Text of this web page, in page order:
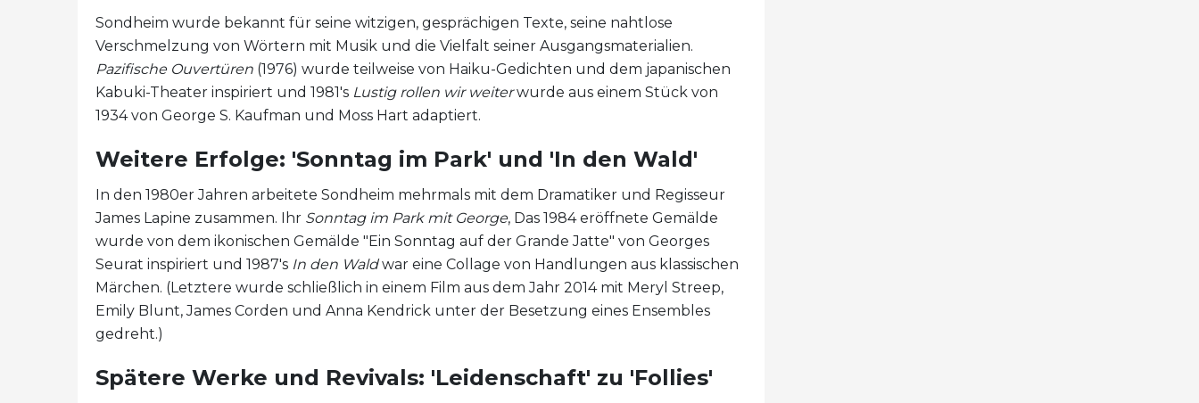
Sondheim wurde bekannt für seine witzigen, gesprächigen Texte, seine nahtlose
Verschmelzung von Wörtern mit Musik und die Vielfalt seiner Ausgangsmaterialien.
Pazifische Ouvertüren (1976) wurde teilweise von Haiku-Gedichten und dem japanischen
Kabuki-Theater inspiriert und 1981's Lustig rollen wir weiterwurde aus einem Stück von
1934 von George S. Kaufman und Moss Hart adaptiert.
Weitere Erfolge: 'Sonntag im Park' und 'In den Wald'
In den 1980er Jahren arbeitete Sondheim mehrmals mit dem Dramatiker und Regisseur
James Lapine zusammen. Ihr Sonntag im Park mit George, Das 1984 eröffnete Gemälde
wurde von dem ikonischen Gemälde "Ein Sonntag auf der Grande Jatte" von Georges
Seurat inspiriert und 1987's In den Waldwar eine Collage von Handlungen aus klassischen
Märchen. (Letztere wurde schließlich in einem Film aus dem Jahr 2014 mit Meryl Streep,
Emily Blunt, James Corden und Anna Kendrick unter der Besetzung eines Ensembles
gedreht.)
Spätere Werke und Revivals: 'Leidenschaft' zu 'Follies'